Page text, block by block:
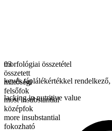
morfológiai összetétel
összetett
minőségi
felsőfok
most insubstantial
középfok
more insubstantial
fokozható
03
kevés táplálékértékkel rendelkező,
lacking in nutritive value